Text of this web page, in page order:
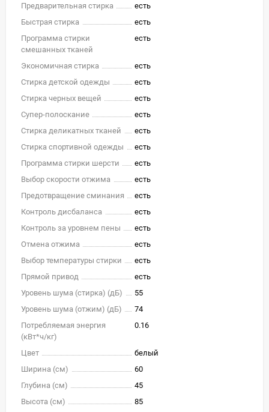
Предварительная стирка
есть
Быстрая стирка
есть
Программа стирки
смешанных тканей
есть
Экономичная стирка
есть
Стирка детской одежды
есть
Стирка черных вещей
есть
Супер-полоскание
есть
Стирка деликатных тканей
есть
Стирка спортивной одежды
есть
Программа стирки шерсти
есть
Выбор скорости отжима
есть
Предотвращение сминания
есть
Контроль дисбаланса
есть
Контроль за уровнем пены
есть
Отмена отжима
есть
Выбор температуры стирки
есть
Прямой привод
есть
Уровень шума (стирка) (дБ)
55
Уровень шума (отжим) (дБ)
74
Потребляемая энергия
(кВт*ч/кг)
0.16
Цвет
белый
Ширина (см)
60
Глубина (см)
45
Высота (см)
85